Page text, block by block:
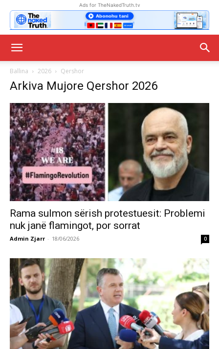
Ads for TheNakedTruth.tv
Ballina 2026 Qershor
Arkiva Mujore Qershor 2026
Rama sulmon sërish protestuesit: Problemi
nuk janë flamingot, por sorrat
Admin Zjarr - 18/06/2026 0